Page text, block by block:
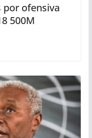
por ofensiva
500M